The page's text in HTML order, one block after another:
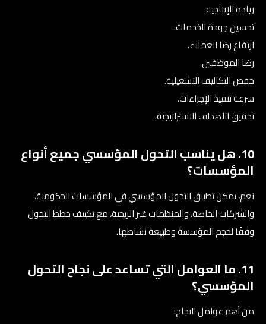
زيادة الإنتاجية.
تحسين جودة الخدمات.
ارتفاع رضا العملاء.
رضا الموظفين.
خفض التكاليف التشغيلية.
سرعة تنفيذ الإجراءات.
تحقيق الأهداف الاستراتيجية.
10. هل يناسب التحول المؤسسي جميع أنواع
المؤسسات؟
نعم، يمكن تطبيق التحول المؤسسي في المؤسسات الحكومية،
والشركات الخاصة، والمنظمات غير الربحية، مع تكييف خطط التحول
وفقًا لحجم المؤسسة وطبيعة نشاطها.
11. ما العوامل التي تساعد على نجاح التحول
المؤسسي؟
من أهم عوامل النجاح: